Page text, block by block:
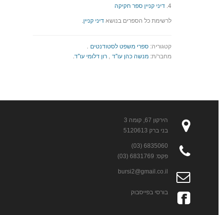
דיני קניין ספר חקיקה
לרשימת כל הספרים בנושאדיני קניין.
קטגוריה:ספרי משפט לסטודנטים .
מחבר/ת:מנשה כהן עו"ד ,רון דלומי עו"ד.
הירקון 67, קומה 3
בני ברק 5120613
6835060 (03)
פקס: 6831769 (03)
bursi2@gmail.co.il
בורסי בפייסבוק